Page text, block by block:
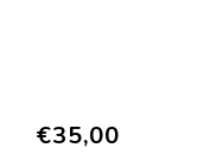
€35,00